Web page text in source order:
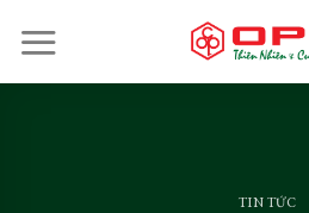
TIN TỨC